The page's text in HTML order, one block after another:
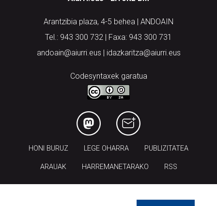
Arantzibia plaza, 4-5 behea | ANDOAIN
Tel.: 943 300 732 | Faxa: 943 300 731
andoain@aiurri.eus | idazkaritza@aiurri.eus
Codesyntaxek garatua
HONI BURUZ LEGE OHARRA PUBLIZITATEA
ARAUAK HARREMANETARAKO RSS